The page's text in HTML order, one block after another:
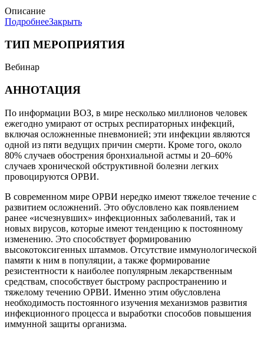
Описание
ПодробнееЗакрыть
ТИП МЕРОПРИЯТИЯ
Вебинар
АННОТАЦИЯ
По информации ВОЗ, в мире несколько миллионов человек
ежегодно умирают от острых респираторных инфекций,
включая осложненные пневмонией; эти инфекции являются
одной из пяти ведущих причин смерти. Кроме того, около
80% случаев обострения бронхиальной астмы и 20–60%
случаев хронической обструктивной болезни легких
провоцируются ОРВИ.
В современном мире ОРВИ нередко имеют тяжелое течение с
развитием осложнений. Это обусловлено как появлением
ранее «исчезнувших» инфекционных заболеваний, так и
новых вирусов, которые имеют тенденцию к постоянному
изменению. Это способствует формированию
высокотоксигенных штаммов. Отсутствие иммунологической
памяти к ним в популяции, а также формирование
резистентности к наиболее популярным лекарственным
средствам, способствует быстрому распространению и
тяжелому течению ОРВИ. Именно этим обусловлена
необходимость постоянного изучения механизмов развития
инфекционного процесса и выработки способов повышения
иммунной защиты организма.